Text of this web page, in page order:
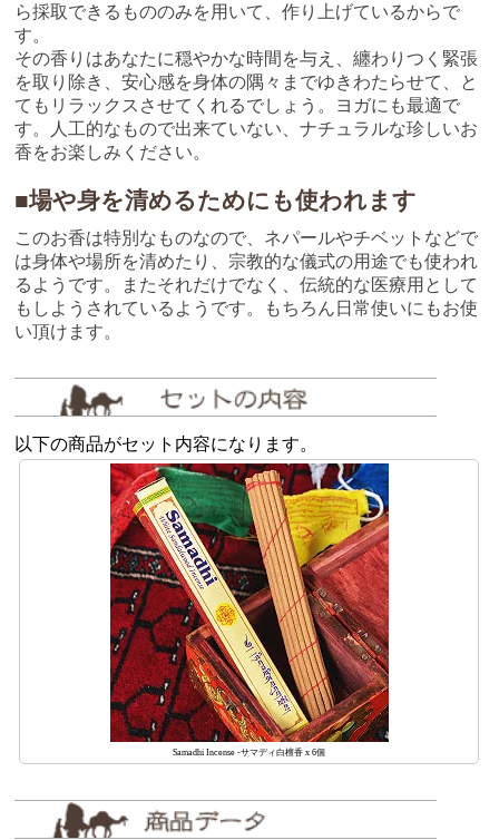
ら採取できるもののみを用いて、作り上げているからで
す。
その香りはあなたに穏やかな時間を与え、纏わりつく緊張
を取り除き、安心感を身体の隅々までゆきわたらせて、と
てもリラックスさせてくれるでしょう。ヨガにも最適で
す。人工的なもので出来ていない、ナチュラルな珍しいお
香をお楽しみください。
■場や身を清めるためにも使われます
このお香は特別なものなので、ネパールやチベットなどで
は身体や場所を清めたり、宗教的な儀式の用途でも使われ
るようです。またそれだけでなく、伝統的な医療用として
もしようされているようです。もちろん日常使いにもお使
い頂けます。
以下の商品がセット内容になります。
Samadhi Incense -サマディ白檀香 x 6個